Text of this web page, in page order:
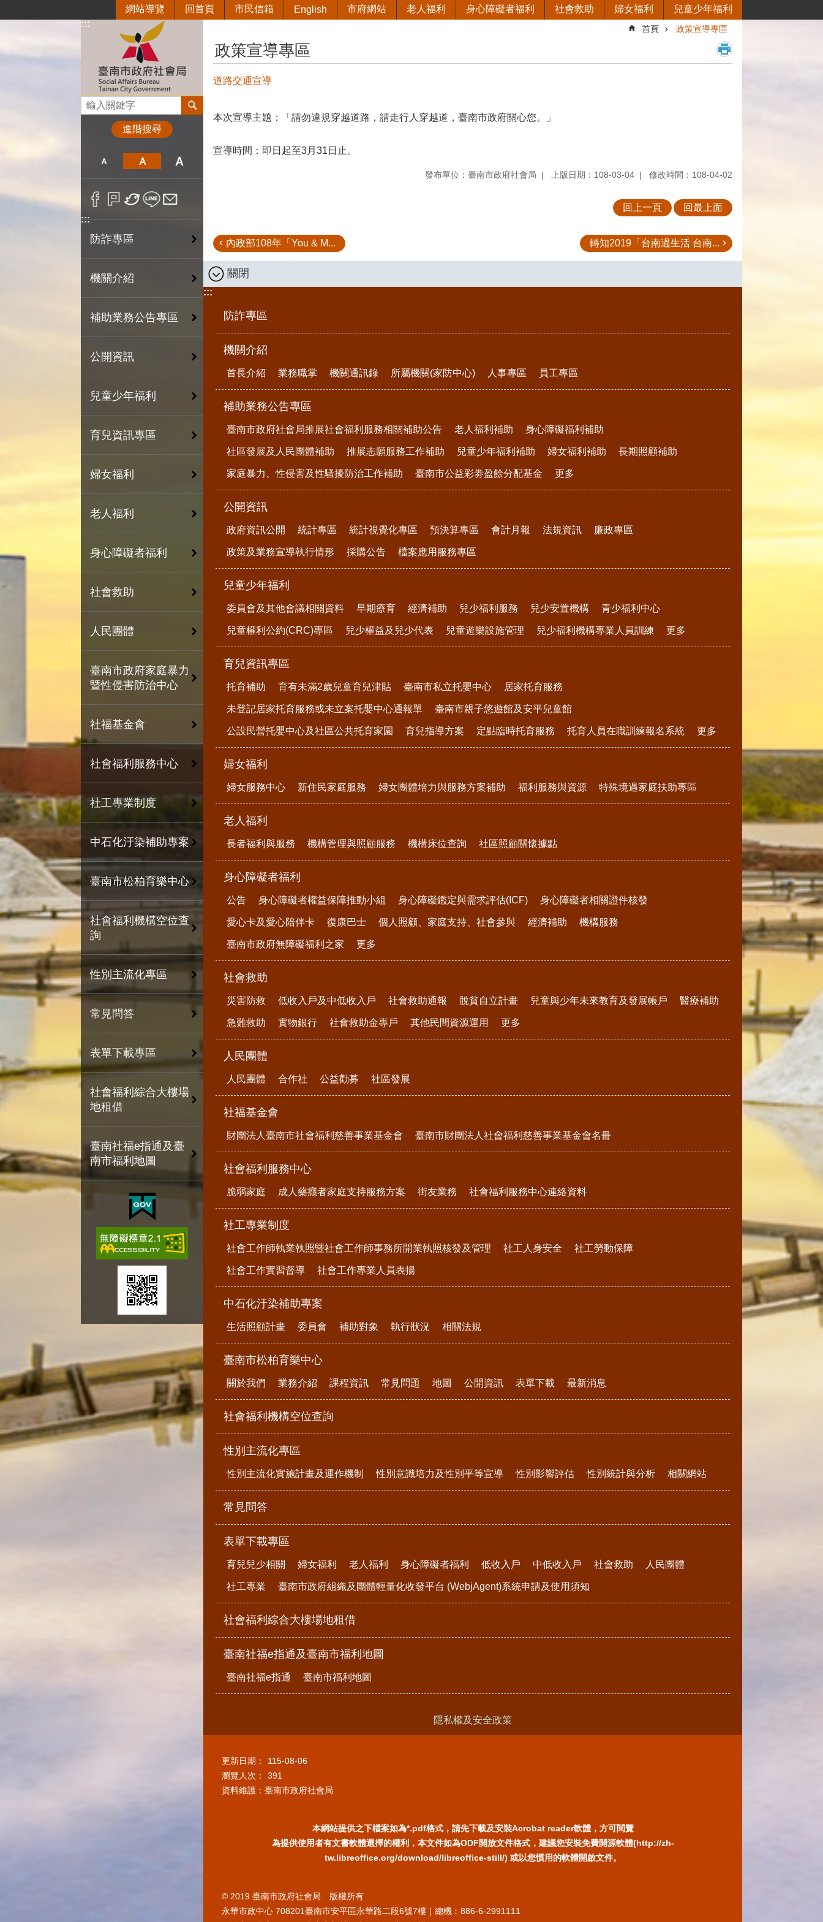
:::
網站導覽 回首頁 市民信箱 English 市府網站 老人福利 身心障礙者福利 社會救助 婦女福利 兒童少年福利
搜尋
進階搜尋
:::
防詐專區
機關介紹
補助業務公告專區
公開資訊
兒童少年福利
育兒資訊專區
婦女福利
老人福利
身心障礙者福利
社會救助
人民團體
臺南市政府家庭暴力
暨性侵害防治中心
社福基金會
社會福利服務中心
社工專業制度
中石化汙染補助專案
臺南市松柏育樂中心
社會福利機構空位查
詢
性別主流化專區
常見問答
表單下載專區
社會福利綜合大樓場
地租借
臺南社福e指通及臺
南市福利地圖
首頁 政策宣導專區
政策宣導專區
道路交通宣導
本次宣導主題：「請勿違規穿越道路，請走行人穿越道，臺南市政府關心您。」
宣導時間：即日起至3月31日止。
發布單位：臺南市政府社會局 上版日期：108-03-04 修改時間：108-04-02
回上一頁 回最上面
內政部108年「You & M... 轉知2019「台南過生活 台南...
關閉
:::
防詐專區
機關介紹
首長介紹 業務職掌 機關通訊錄 所屬機關(家防中心) 人事專區 員工專區
補助業務公告專區
臺南市政府社會局推展社會福利服務相關補助公告 老人福利補助 身心障礙福利補助
社區發展及人民團體補助 推展志願服務工作補助 兒童少年福利補助 婦女福利補助 長期照顧補助
家庭暴力、性侵害及性騷擾防治工作補助 臺南市公益彩劵盈餘分配基金 更多
公開資訊
政府資訊公開 統計專區 統計視覺化專區 預決算專區 會計月報 法規資訊 廉政專區
政策及業務宣導執行情形 採購公告 檔案應用服務專區
兒童少年福利
委員會及其他會議相關資料 早期療育 經濟補助 兒少福利服務 兒少安置機構 青少福利中心
兒童權利公約(CRC)專區 兒少權益及兒少代表 兒童遊樂設施管理 兒少福利機構專業人員訓練 更多
育兒資訊專區
托育補助 育有未滿2歲兒童育兒津貼 臺南市私立托嬰中心 居家托育服務
未登記居家托育服務或未立案托嬰中心通報單 臺南市親子悠遊館及安平兒童館
公設民營托嬰中心及社區公共托育家園 育兒指導方案 定點臨時托育服務 托育人員在職訓練報名系統 更多
婦女福利
婦女服務中心 新住民家庭服務 婦女團體培力與服務方案補助 福利服務與資源 特殊境遇家庭扶助專區
老人福利
長者福利與服務 機構管理與照顧服務 機構床位查詢 社區照顧關懷據點
身心障礙者福利
公告 身心障礙者權益保障推動小組 身心障礙鑑定與需求評估(ICF) 身心障礙者相關證件核發
愛心卡及愛心陪伴卡 復康巴士 個人照顧、家庭支持、社會參與 經濟補助 機構服務
臺南市政府無障礙福利之家 更多
社會救助
災害防救 低收入戶及中低收入戶 社會救助通報 脫貧自立計畫 兒童與少年未來教育及發展帳戶 醫療補助
急難救助 實物銀行 社會救助金專戶 其他民間資源運用 更多
人民團體
人民團體 合作社 公益勸募 社區發展
社福基金會
財團法人臺南市社會福利慈善事業基金會 臺南市財團法人社會福利慈善事業基金會名冊
社會福利服務中心
脆弱家庭 成人藥癮者家庭支持服務方案 街友業務 社會福利服務中心連絡資料
社工專業制度
社會工作師執業執照暨社會工作師事務所開業執照核發及管理 社工人身安全 社工勞動保障
社會工作實習督導 社會工作專業人員表揚
中石化汙染補助專案
生活照顧計畫 委員會 補助對象 執行狀況 相關法規
臺南市松柏育樂中心
關於我們 業務介紹 課程資訊 常見問題 地圖 公開資訊 表單下載 最新消息
社會福利機構空位查詢
性別主流化專區
性別主流化實施計畫及運作機制 性別意識培力及性別平等宣導 性別影響評估 性別統計與分析 相關網站
常見問答
表單下載專區
育兒兒少相關 婦女福利 老人福利 身心障礙者福利 低收入戶 中低收入戶 社會救助 人民團體
社工專業 臺南市政府組織及團體輕量化收發平台 (WebjAgent)系統申請及使用須知
社會福利綜合大樓場地租借
臺南社福e指通及臺南市福利地圖
臺南社福e指通 臺南市福利地圖
隱私權及安全政策
更新日期：
115-08-06
瀏覽人次：
391
資料維護：臺南市政府社會局
本網站提供之下檔案如為*.pdf格式，請先下載及安裝Acrobat reader軟體，方可閱覽
為提供使用者有文書軟體選擇的權利，本文件如為ODF開放文件格式，建議您安裝免費開源軟體(http://zh-
tw.libreoffice.org/download/libreoffice-still/) 或以您慣用的軟體開啟文件。
© 2019 臺南市政府社會局 版權所有
永華市政中心 708201臺南市安平區永華路二段6號7樓｜總機︰886-6-2991111